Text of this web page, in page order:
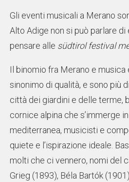
Gli eventi musicali a Merano
Alto Adige non si può parlare
pensare alle südtirol festival
Il binomio fra Merano e
sinonimo di qualità, e sono più
città dei giardini e delle terme,
cornice alpina che s’immerge
mediterranea, musicisti e
quiete e l’ispirazione ideale.
molti che ci vennero, nomi del
Grieg (1893), Béla Bartók